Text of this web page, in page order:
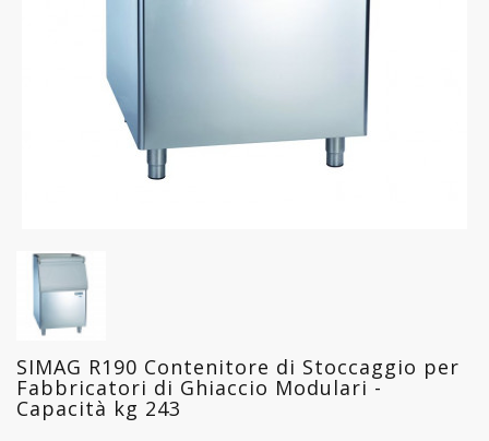
PASTICCERIA
MACELLERIA
LAVAGGIO
PROFESSIONALE
SIMAG R190 Contenitore di Stoccaggio per
Fabbricatori di Ghiaccio Modulari -
Capacità kg 243